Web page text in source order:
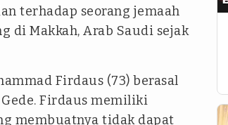
terhadap seorang jemaah
di Makkah, Arab Saudi sejak
Firdaus (73) berasal
Firdaus memiliki
membuatnya tidak dapat